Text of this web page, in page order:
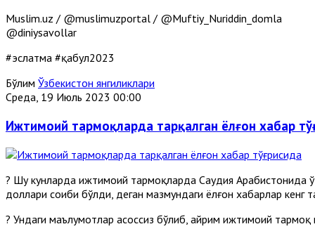
Muslim.uz / @muslimuzportal / @Muftiy_Nuriddin_domla
@diniysavollar
#эслатма #қабул2023
Бўлим Ўзбекистон янгиликлари
Среда, 19 Июль 2023 00:00
Ижтимоий тармоқларда тарқалган ёлғон хабар
? Шу кунларда ижтимоий тармоқларда Саудия Арабистонида
доллари соҳиби бўлди, деган мазмундаги ёлғон хабарлар кенг
? Ундаги маълумотлар асоссиз бўлиб, айрим ижтимоий